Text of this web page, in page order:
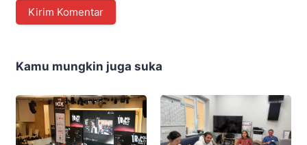
Kamu mungkin juga suka